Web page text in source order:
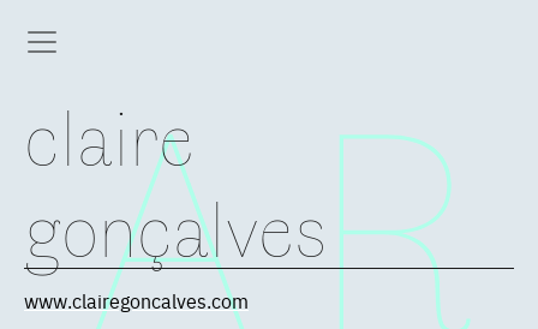
claire
gonçalves
www.clairegoncalves.com